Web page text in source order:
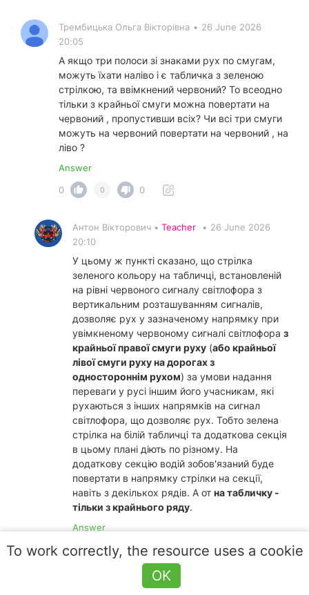
Трембицька Ольга Вікторівна • 26 June 2026
20:05
А якщо три полоси зі знаками рух по смугам,
можуть їхати наліво і є табличка з зеленою
стрілкою, та ввімкнений червоний? То всеодно
тільки з крайньої смуги можна повертати на
червоний , пропустивши всіх? Чи всі три смуги
можуть на червоний повертати на червоний , на
ліво ?
Answer
0
0 0
Антон Вікторович • Teacher • 26 June 2026
20:10
У цьому ж пункті сказано, що стрілка
зеленого кольору на табличці, встановленій
на рівні червоного сигналу світлофора з
вертикальним розташуванням сигналів,
дозволяє рух у зазначеному напрямку при
увімкненому червоному сигналі світлофора з
крайньої правої смуги руху (або крайньої
лівої смуги руху на дорогах з
одностороннім рухом) за умови надання
переваги у русі іншим його учасникам, які
рухаються з інших напрямків на сигнал
світлофора, що дозволяє рух. Тобто зелена
стрілка на білій табличці та додаткова секція
в цьому плані діють по різному. На
додаткову секцію водій зобов'язаний буде
повертати в напрямку стрілки на секції,
навіть з декількох рядів. А от на табличку -
тільки з крайнього ряду.
Answer
0
0 0
Бондаренко Костянтин Олександрович
To work correctly, the resource uses a cookie
OK